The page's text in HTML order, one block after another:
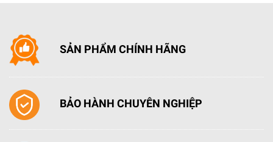
SẢN PHẨM CHÍNH HÃNG
BẢO HÀNH CHUYÊN NGHIỆP